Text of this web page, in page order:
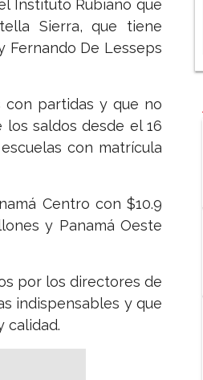
Instituto Rubiano que
Sierra, que tiene
Fernando De Lesseps
con partidas y que no
saldos desde el 16
con matrícula
Centro con $10.9
y Panamá Oeste
por los directores de
indispensables y que
calidad.